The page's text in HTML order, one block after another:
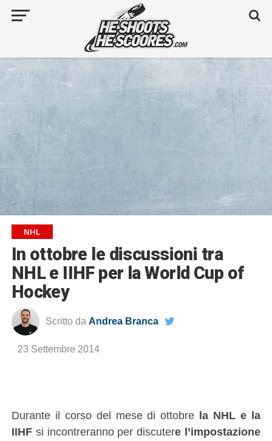
NHL
In ottobre le discussioni tra
NHL e IIHF per la World Cup of
Hockey
Scritto da Andrea Branca
23 Settembre 2014
Durante il corso del mese di ottobre la NHL e la
IIHFsi incontreranno per discutere l’impostazione